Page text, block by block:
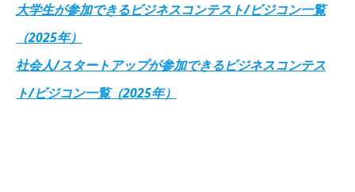
大学生が参加できるビジネスコンテスト/ビジコン一覧
（2025年）
社会人/スタートアップが参加できるビジネスコンテス
ト/ビジコン一覧（2025年）